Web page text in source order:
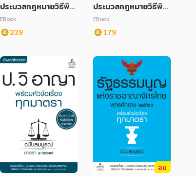
ประมวลกฎหมายวิธีพิจ
ารณาความแพ่ง พร้อม
หัวข้อเรื่องทุกมาตรา ฉ
บับสมบูรณ์
EBook
229
ประมวลกฎหมายวิธีพิจ
ารณาความอาญา พร้อ
มหัวข้อเรื่องทุกมาตรา
ฉบับสมบูรณ์
EBook
179
จบ